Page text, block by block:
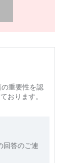
重要性を認
おります。
回答のご連